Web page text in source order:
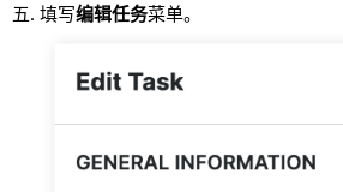
填写编辑任务菜单。